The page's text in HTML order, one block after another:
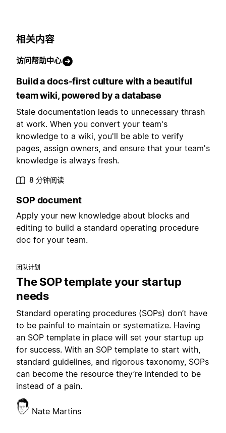
相关内容
访问帮助中心
Build a docs-first culture with a beautiful
team wiki, powered by a database
Stale documentation leads to unnecessary thrash
at work. When you convert your team's
knowledge to a wiki, you'll be able to verify
pages, assign owners, and ensure that your team's
knowledge is always fresh.
8 分钟阅读
SOP document
Apply your new knowledge about blocks and
editing to build a standard operating procedure
doc for your team.
团队计划
The SOP template your startup
needs
Standard operating procedures (SOPs) don’t have
to be painful to maintain or systematize. Having
an SOP template in place will set your startup up
for success. With an SOP template to start with,
standard guidelines, and rigorous taxonomy, SOPs
can become the resource they’re intended to be
instead of a pain.
Nate Martins